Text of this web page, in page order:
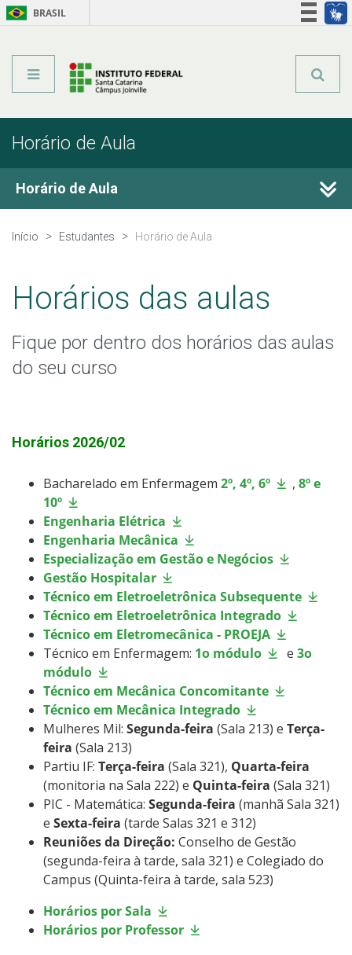
BRASIL
Horário de Aula
Horário de Aula
Estágio
Secretaria Acadêmica
Formatura
Horário dos Professores
Validação de Componentes Curriculares
Oportunidades
Assistência Estudantil
Documentos Úteis
Bibliotecas
Sistemas Acadêmicos
Intercâmbio Estudantil
Monitoria
Representação Estudantil
Início Estudantes Horário de Aula
Horários das aulas
Fique por dentro dos horários das aulas
do seu curso
Horários 2026/02
Bacharelado em Enfermagem 2º, 4º, 6º , 8º e
10º
Engenharia Elétrica
Engenharia Mecânica
Especialização em Gestão e Negócios
Gestão Hospitalar
Técnico em Eletroeletrônica Subsequente
Técnico em Eletroeletrônica Integrado
Técnico em Eletromecânica - PROEJA
Técnico em Enfermagem: 1o módulo e 3o
módulo
Técnico em Mecânica Concomitante
Técnico em Mecânica Integrado
Mulheres Mil: Segunda-feira (Sala 213) e Terça-
feira (Sala 213)
Partiu IF: Terça-feira (Sala 321), Quarta-feira
(monitoria na Sala 222) e Quinta-feira (Sala 321)
PIC - Matemática: Segunda-feira (manhã Sala 321)
e Sexta-feira (tarde Salas 321 e 312)
Reuniões da Direção: Conselho de Gestão
(segunda-feira à tarde, sala 321) e Colegiado do
Campus (Quinta-feira à tarde, sala 523)
Horários por Sala
Horários por Professor